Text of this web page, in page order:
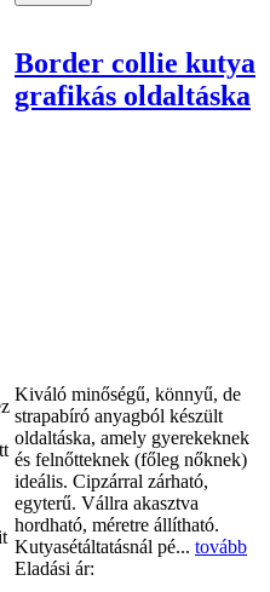
Border collie kutya
grafikás oldaltáska
Kiváló minőségű, könnyű, de
strapabíró anyagból készült
oldaltáska, amely gyerekeknek
és felnőtteknek (főleg nőknek)
ideális. Cipzárral zárható,
egyterű. Vállra akasztva
hordható, méretre állítható.
Kutyasétáltatásnál pé... tovább
Eladási ár: